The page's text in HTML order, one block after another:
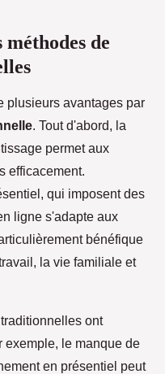
de
plusieurs avantages par
. Tout d'abord, la
permet aux
efficacement.
qui imposent des
ligne s'adapte aux
bénéfique
la vie familiale et
ont
exemple, le manque de
en présentiel peut